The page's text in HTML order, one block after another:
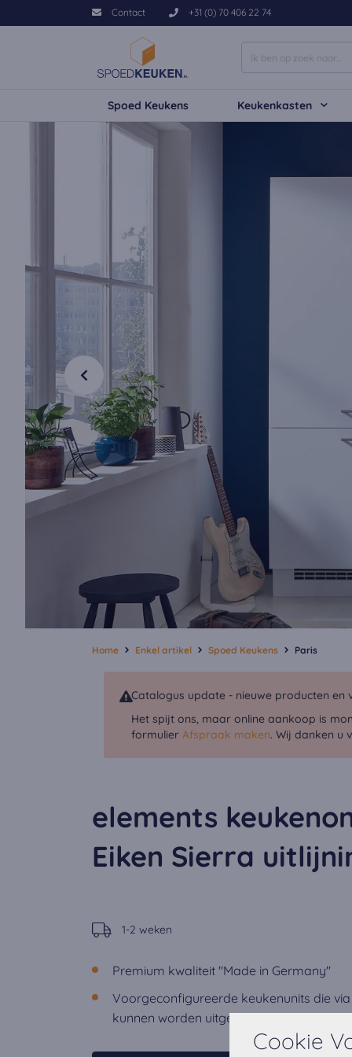
Cookie
Contact +31 (0) 70 406 22 74
Spoed Keukens Keukenkasten
Home Enkel artikel Spoed Keukens Paris
Catalogus update - nieuwe producten
Het spijt ons, maar online aankoop is
formulier Afspraak maken. Wij danken u
elements
Eiken Sierra
1-2 weken
Premium kwaliteit "Made in Germany"
Voorgeconfigureerde keukenunits die
kunnen worden uitgebreid.